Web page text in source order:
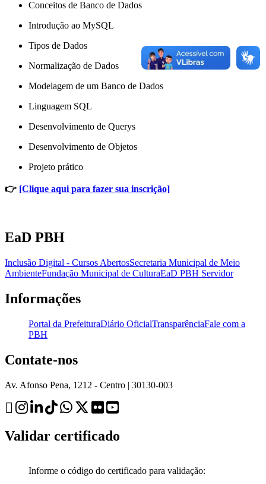
Conceitos de Banco de Dados
Introdução ao MySQL
Tipos de Dados
Normalização de Dados
Modelagem de um Banco de Dados
Linguagem SQL
Desenvolvimento de Querys
Desenvolvimento de Objetos
Projeto prático
👉 [Clique aqui para fazer sua inscrição]
EaD PBH
Inclusão Digital - Cursos AbertosSecretaria Municipal de Meio
AmbienteFundação Municipal de CulturaEaD PBH Servidor
Informações
Portal da PrefeituraDiário OficialTransparênciaFale com a
PBH
Contate-nos
Av. Afonso Pena, 1212 - Centro | 30130-003
Validar certificado
Informe o código do certificado para validação: